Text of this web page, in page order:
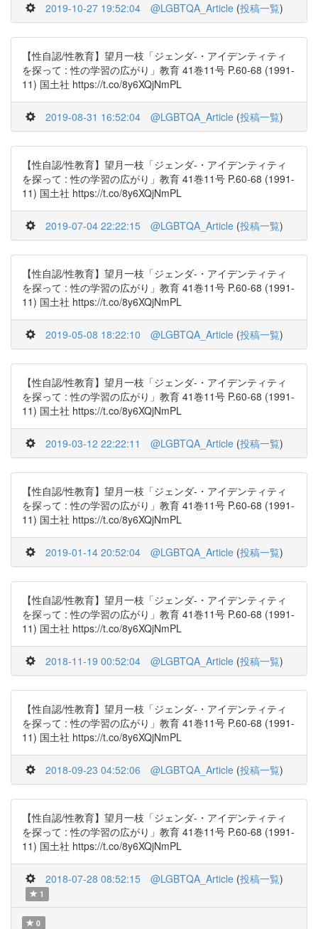
2019-10-27 19:52:04 @LGBTQA_Article (投稿一覧)
【性自認/性教育】望月一枝「ジェンダ-・アイデンティティ
を探って : 性の学習の広がり」教育 41巻11号 P.60-68 (1991-
11) 国土社 https://t.co/8y6XQjNmPL
2019-08-31 16:52:04 @LGBTQA_Article (投稿一覧)
【性自認/性教育】望月一枝「ジェンダ-・アイデンティティ
を探って : 性の学習の広がり」教育 41巻11号 P.60-68 (1991-
11) 国土社 https://t.co/8y6XQjNmPL
2019-07-04 22:22:15 @LGBTQA_Article (投稿一覧)
【性自認/性教育】望月一枝「ジェンダ-・アイデンティティ
を探って : 性の学習の広がり」教育 41巻11号 P.60-68 (1991-
11) 国土社 https://t.co/8y6XQjNmPL
2019-05-08 18:22:10 @LGBTQA_Article (投稿一覧)
【性自認/性教育】望月一枝「ジェンダ-・アイデンティティ
を探って : 性の学習の広がり」教育 41巻11号 P.60-68 (1991-
11) 国土社 https://t.co/8y6XQjNmPL
2019-03-12 22:22:11 @LGBTQA_Article (投稿一覧)
【性自認/性教育】望月一枝「ジェンダ-・アイデンティティ
を探って : 性の学習の広がり」教育 41巻11号 P.60-68 (1991-
11) 国土社 https://t.co/8y6XQjNmPL
2019-01-14 20:52:04 @LGBTQA_Article (投稿一覧)
【性自認/性教育】望月一枝「ジェンダ-・アイデンティティ
を探って : 性の学習の広がり」教育 41巻11号 P.60-68 (1991-
11) 国土社 https://t.co/8y6XQjNmPL
2018-11-19 00:52:04 @LGBTQA_Article (投稿一覧)
【性自認/性教育】望月一枝「ジェンダ-・アイデンティティ
を探って : 性の学習の広がり」教育 41巻11号 P.60-68 (1991-
11) 国土社 https://t.co/8y6XQjNmPL
2018-09-23 04:52:06 @LGBTQA_Article (投稿一覧)
【性自認/性教育】望月一枝「ジェンダ-・アイデンティティ
を探って : 性の学習の広がり」教育 41巻11号 P.60-68 (1991-
11) 国土社 https://t.co/8y6XQjNmPL
2018-07-28 08:52:15 @LGBTQA_Article (投稿一覧)
1
0